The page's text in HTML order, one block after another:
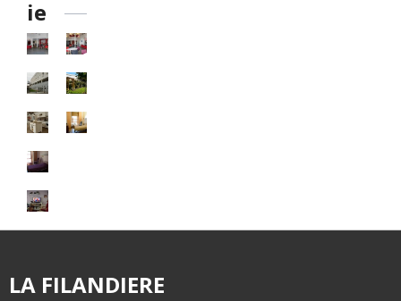
ie
LA FILANDIERE